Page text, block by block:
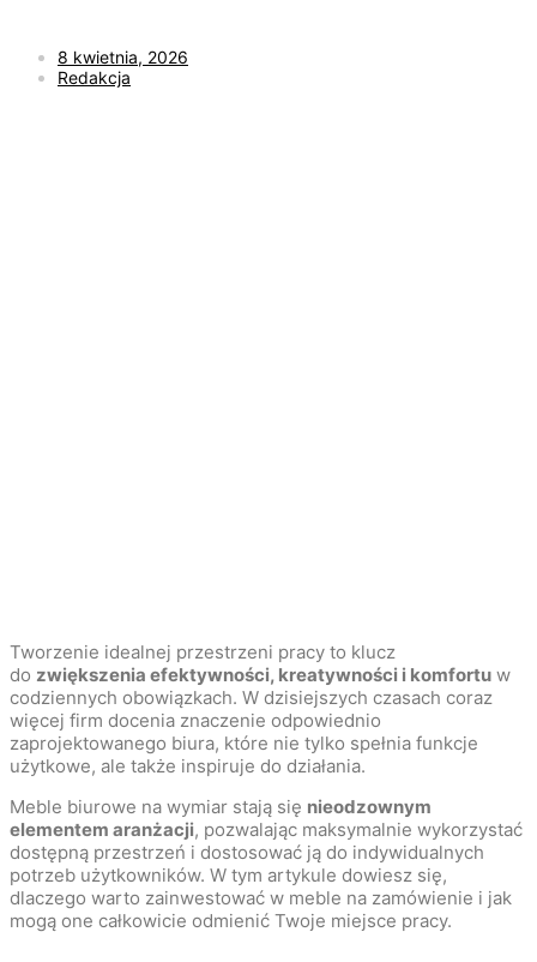
8 kwietnia, 2026
Redakcja
Tworzenie idealnej przestrzeni pracy to klucz
do zwiększenia efektywności, kreatywności i komfortu w
codziennych obowiązkach. W dzisiejszych czasach coraz
więcej firm docenia znaczenie odpowiednio
zaprojektowanego biura, które nie tylko spełnia funkcje
użytkowe, ale także inspiruje do działania.
Meble biurowe na wymiar stają się nieodzownym
elementem aranżacji, pozwalając maksymalnie wykorzystać
dostępną przestrzeń i dostosować ją do indywidualnych
potrzeb użytkowników. W tym artykule dowiesz się,
dlaczego warto zainwestować w meble na zamówienie i jak
mogą one całkowicie odmienić Twoje miejsce pracy.